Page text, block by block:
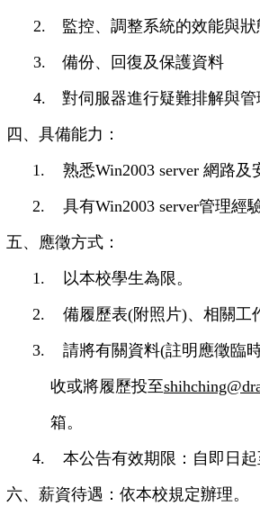
2.
監控、調整系統的效能與狀
3.
備份、回復及保護資料
4.
對伺服器進行疑難排解與管
四、具備能力：
1.
熟悉Win2003 server 網路及
2.
具有Win2003 server管理經
五、應徵方式：
1.
以本校學生為限。
2.
備履歷表(附照片)、相關工
3.
請將有關資料(註明應徵臨
收或將履歷投至
箱。
4.
本公告有效期限：自即日起
六、薪資待遇：依本校規定辦理。